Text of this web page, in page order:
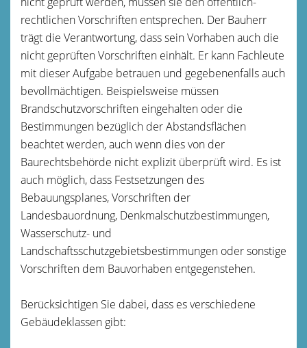
rechtlichen Vorschriften entsprechen. Der Bauherr
trägt die Verantwortung, dass sein Vorhaben auch die
nicht geprüften Vorschriften einhält. Er kann Fachleute
mit dieser Aufgabe betrauen und gegebenenfalls auch
bevollmächtigen. Beispielsweise müssen
Brandschutzvorschriften eingehalten oder die
Bestimmungen bezüglich der Abstandsflächen
beachtet werden, auch wenn dies von der
Baurechtsbehörde nicht explizit überprüft wird. Es ist
auch möglich, dass Festsetzungen des
Bebauungsplanes, Vorschriften der
Landesbauordnung, Denkmalschutzbestimmungen,
Wasserschutz- und
Landschaftsschutzgebietsbestimmungen oder sonstige
Vorschriften dem Bauvorhaben entgegenstehen.
Berücksichtigen Sie dabei, dass es verschiedene
Gebäudeklassen gibt: